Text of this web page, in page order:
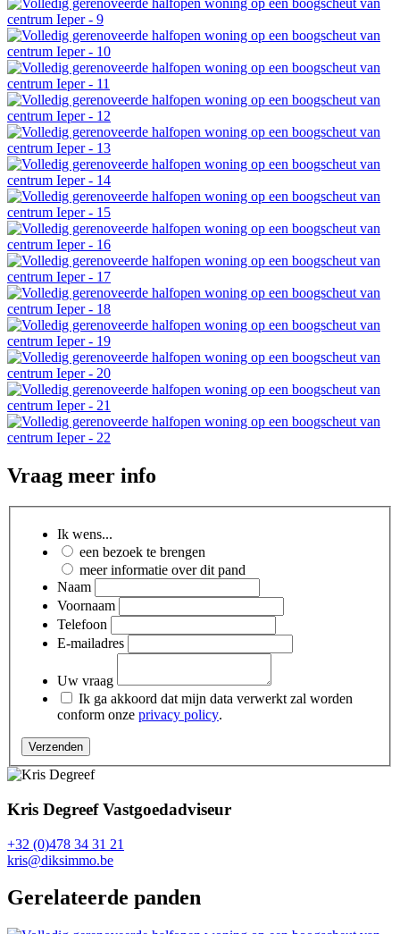
Vraag meer info
Ik wens...
een bezoek te brengen
meer informatie over dit pand
Naam
Voornaam
Telefoon
E-mailadres
Uw vraag
Ik ga akkoord dat mijn data verwerkt zal worden
conform onze privacy policy.
Verzenden
Kris DegreefVastgoedadviseur
+32 (0)478 34 31 21
kris@diksimmo.be
Gerelateerde panden